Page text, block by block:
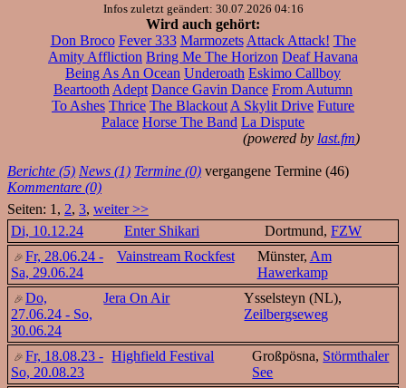
Infos zuletzt geändert: 30.07.2026 04:16
Wird auch gehört:
Don Broco Fever 333 Marmozets Attack Attack! The
Amity Affliction Bring Me The Horizon Deaf Havana
Being As An Ocean Underoath Eskimo Callboy
Beartooth Adept Dance Gavin Dance From Autumn
To Ashes Thrice The Blackout A Skylit Drive Future
Palace Horse The Band La Dispute
(powered by last.fm)
Berichte (5) News (1) Termine (0) vergangene Termine (46)
Kommentare (0)
Seiten: 1, 2, 3, weiter >>
Di, 10.12.24
Enter Shikari Dortmund, FZW
Fr, 28.06.24 -
Sa, 29.06.24
Vainstream Rockfest Münster, Am
Hawerkamp
Do,
27.06.24 - So,
30.06.24
Jera On Air
Ysselsteyn (NL),
Zeilbergseweg
Fr, 18.08.23 -
So, 20.08.23
Highfield Festival Großpösna, Störmthaler
See